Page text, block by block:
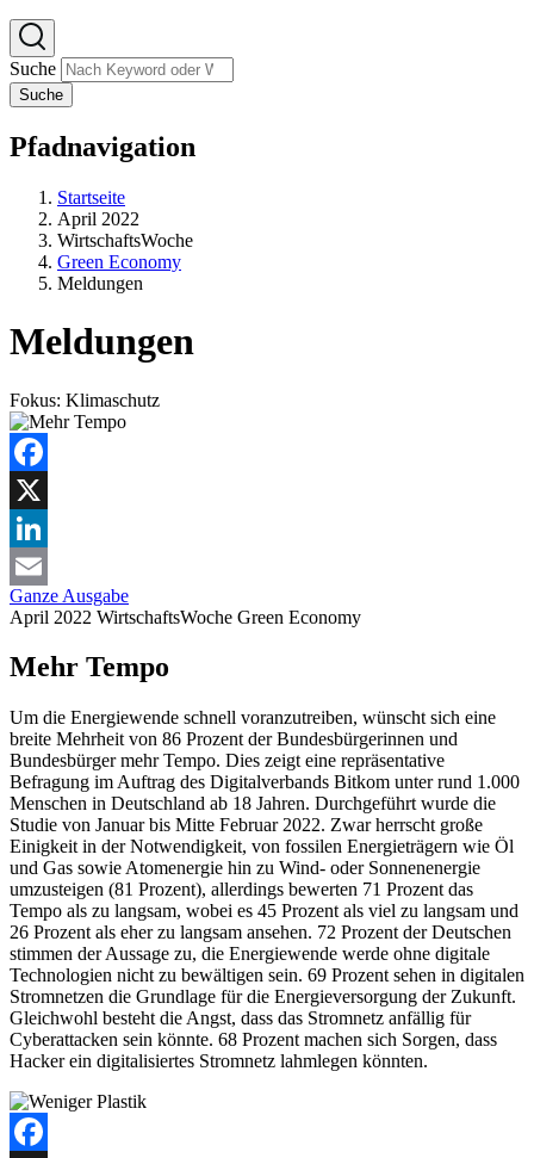
Suche
Suche
Pfadnavigation
Startseite
April 2022
WirtschaftsWoche
Green Economy
Meldungen
Meldungen
Fokus: Klimaschutz
Facebook
X
LinkedIn
Email
Ganze Ausgabe
April 2022 WirtschaftsWoche Green Economy
Mehr Tempo
Um die Energiewende schnell voranzutreiben, wünscht sich eine
breite Mehrheit von 86 Prozent der Bundesbürgerinnen und
Bundesbürger mehr Tempo. Dies zeigt eine repräsentative
Befragung im Auftrag des Digitalverbands Bitkom unter rund 1.000
Menschen in Deutschland ab 18 Jahren. Durchgeführt wurde die
Studie von Januar bis Mitte Februar 2022. Zwar herrscht große
Einigkeit in der Notwendigkeit, von fossilen Energieträgern wie Öl
und Gas sowie Atomenergie hin zu Wind- oder Sonnenenergie
umzusteigen (81 Prozent), allerdings bewerten 71 Prozent das
Tempo als zu langsam, wobei es 45 Prozent als viel zu langsam und
26 Prozent als eher zu langsam ansehen. 72 Prozent der Deutschen
stimmen der Aussage zu, die Energiewende werde ohne digitale
Technologien nicht zu bewältigen sein. 69 Prozent sehen in digitalen
Stromnetzen die Grundlage für die Energieversorgung der Zukunft.
Gleichwohl besteht die Angst, dass das Stromnetz anfällig für
Cyberattacken sein könnte. 68 Prozent machen sich Sorgen, dass
Hacker ein digitalisiertes Stromnetz lahmlegen könnten.